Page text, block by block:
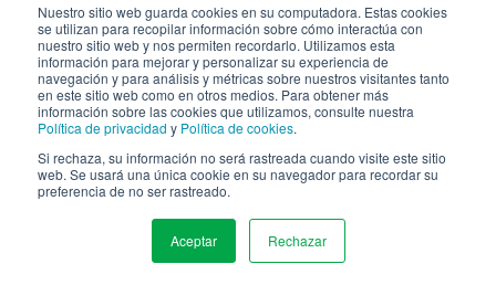
Nuestro sitio web guarda cookies en su computadora. Estas cookies
se utilizan para recopilar información sobre cómo interactúa con
nuestro sitio web y nos permiten recordarlo. Utilizamos esta
información para mejorar y personalizar su experiencia de
navegación y para análisis y métricas sobre nuestros visitantes tanto
en este sitio web como en otros medios. Para obtener más
información sobre las cookies que utilizamos, consulte nuestra
Política de privacidad y Política de cookies.
Si rechaza, su información no será rastreada cuando visite este sitio
web. Se usará una única cookie en su navegador para recordar su
preferencia de no ser rastreado.
Aceptar Rechazar
encuentran su negocio en
línea
NOVIEMBRE 4, 2025 |12 MINUTOS PARA LEER
LEE EL ARTÍCULO